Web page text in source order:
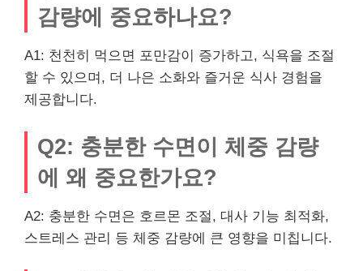
감량에 중요하나요?
A1: 천천히 먹으면 포만감이 증가하고, 식욕을 조절
할 수 있으며, 더 나은 소화와 즐거운 식사 경험을
제공합니다.
Q2: 충분한 수면이 체중 감량
에 왜 중요한가요?
A2: 충분한 수면은 호르몬 조절, 대사 기능 최적화,
스트레스 관리 등 체중 감량에 큰 영향을 미칩니다.